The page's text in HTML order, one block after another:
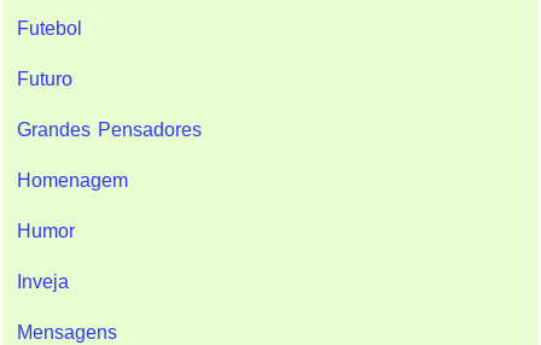
Futebol
Futuro
Grandes Pensadores
Homenagem
Humor
Inveja
Mensagens